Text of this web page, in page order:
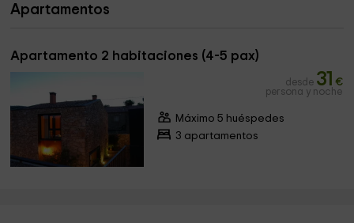
Apartamentos
Apartamento 2 habitaciones (4-5 pax)
desde 31 €
persona y noche
Máximo 5 huéspedes
3 apartamentos